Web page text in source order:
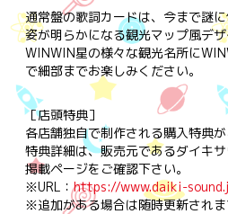
通常盤の歌詞カードは、今まで謎
姿が明らかになる観光マップ風デ
WINWIN星の様々な観光名所に
で細部までお楽しみください。
［店頭特典］
各店舗独自で制作される購入特典が
特典詳細は、販売元であるダイキ
掲載ページをご確認下さい。
※URL：https://www.daiki-
※追加がある場合は随時更新されま